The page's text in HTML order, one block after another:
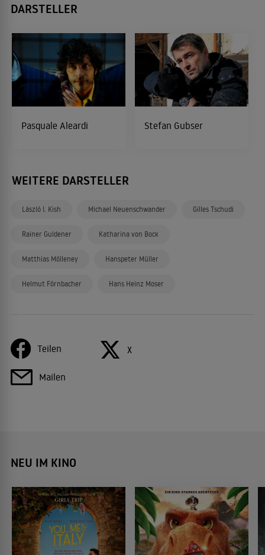
DARSTELLER
Pasquale Aleardi Stefan Gubser
WEITERE DARSTELLER
László I. Kish Michael Neuenschwander Gilles Tschudi
Rainer Guldener Katharina von Bock
Matthias Mölleney Hanspeter Müller
Helmut Förnbacher Hans Heinz Moser
Teilen X
Mailen
NEU IM KINO